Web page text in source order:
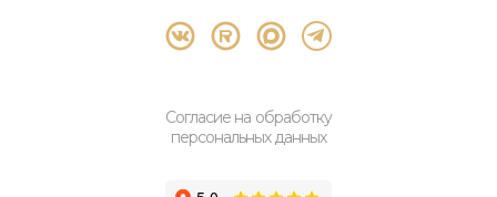
Согласие на обработку
персональных данных